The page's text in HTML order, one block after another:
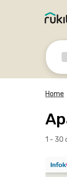
Home
1 - 30